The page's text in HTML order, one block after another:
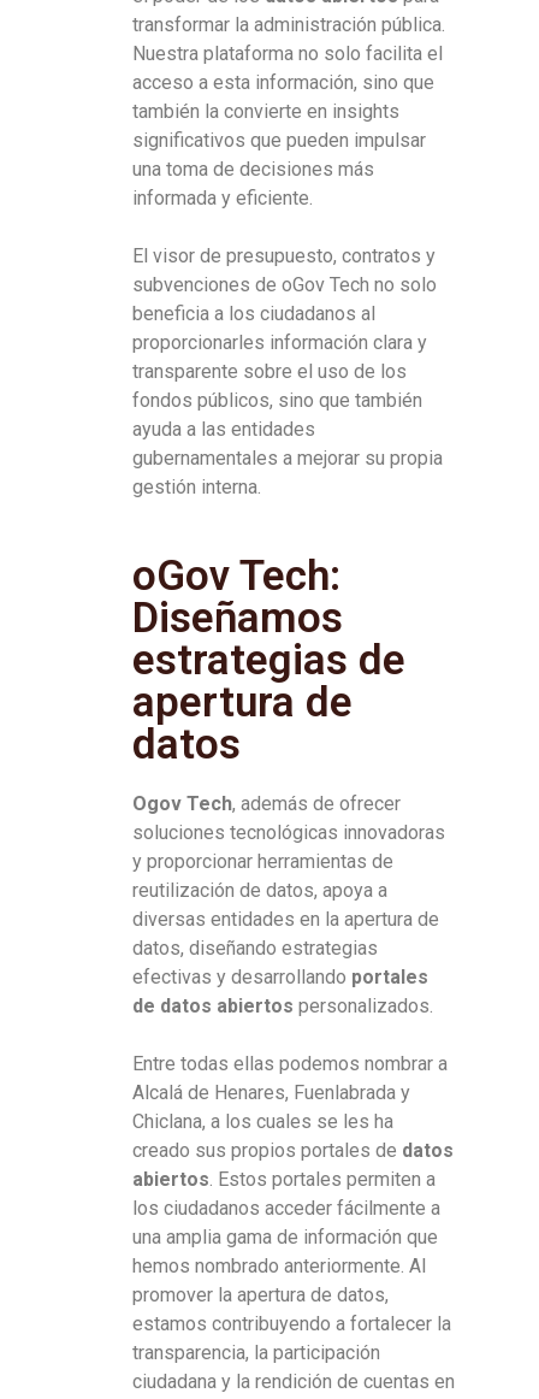
transformar la administración pública.
Nuestra plataforma no solo facilita el
acceso a esta información, sino que
también la convierte en insights
significativos que pueden impulsar
una toma de decisiones más
informada y eficiente.
El visor de presupuesto, contratos y
subvenciones de oGov Tech no solo
beneficia a los ciudadanos al
proporcionarles información clara y
transparente sobre el uso de los
fondos públicos, sino que también
ayuda a las entidades
gubernamentales a mejorar su propia
gestión interna.
oGov Tech:
Diseñamos
estrategias de
apertura de
datos
Ogov Tech, además de ofrecer
soluciones tecnológicas innovadoras
y proporcionar herramientas de
reutilización de datos, apoya a
diversas entidades en la apertura de
datos, diseñando estrategias
efectivas y desarrollando portales
de datos abiertos personalizados.
Entre todas ellas podemos nombrar a
Alcalá de Henares, Fuenlabrada y
Chiclana, a los cuales se les ha
creado sus propios portales de datos
abiertos. Estos portales permiten a
los ciudadanos acceder fácilmente a
una amplia gama de información que
hemos nombrado anteriormente. Al
promover la apertura de datos,
estamos contribuyendo a fortalecer la
transparencia, la participación
ciudadana y la rendición de cuentas en